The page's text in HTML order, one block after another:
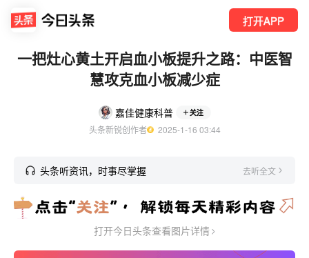
打开APP
一把灶心黄土开启血小板提升之路：中医智
慧攻克血小板减少症
嘉佳健康科普 关注
头条新锐创作者
  2025-1-16 03:44
头条听资讯，时事尽掌握 去听全文
打开今日头条查看图片详情